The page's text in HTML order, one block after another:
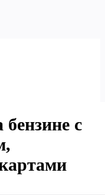
с